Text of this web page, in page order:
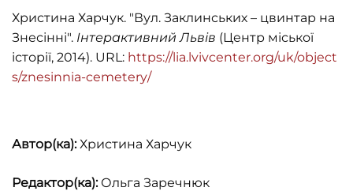
Христина Харчук. "Вул. Заклинських – цвинтар на
Знесінні". Інтерактивний Львів (Центр міської
історії, 2014). URL: https://lia.lvivcenter.org/uk/object
s/znesinnia-cemetery/
Автор(ка):Христина Харчук
Редактор(ка):Ольга Заречнюк